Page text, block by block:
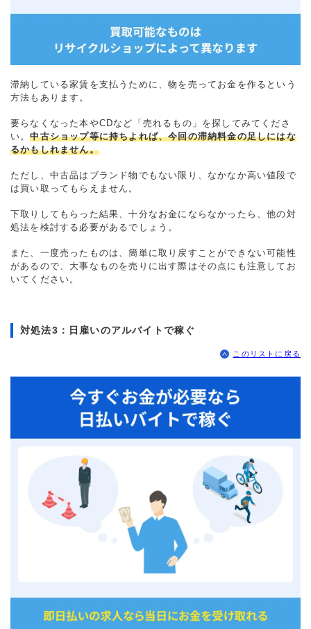
滞納している家賃を支払うために、物を売ってお金を作るという
方法もあります。
要らなくなった本やCDなど「売れるもの」を探してみてくださ
い。中古ショップ等に持ちよれば、今回の滞納料金の足しにはな
るかもしれません。
ただし、中古品はブランド物でもない限り、なかなか高い値段で
は買い取ってもらえません。
下取りしてもらった結果、十分なお金にならなかったら、他の対
処法を検討する必要があるでしょう。
また、一度売ったものは、簡単に取り戻すことができない可能性
があるので、大事なものを売りに出す際はその点にも注意してお
いてください。
対処法3：日雇いのアルバイトで稼ぐ
このリストに戻る